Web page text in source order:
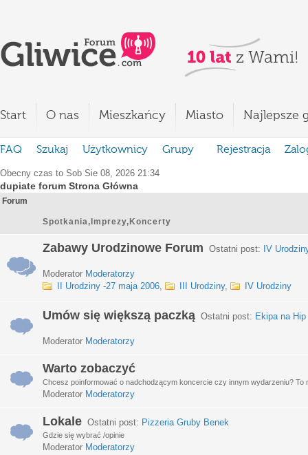
Start O nas Mieszkańcy Miasto Najlepsze
FAQ Szukaj Użytkownicy Grupy Rejestracja
Obecny czas to Sob Sie 08, 2026 21:34
dupiate forum Strona Główna
Forum
Spotkania,Imprezy,Koncerty
Zabawy Urodzinowe Forum Ostatni post: IV
Moderator Moderatorzy
II Urodziny -27 maja 2006, III Urodziny, IV Urodziny
Umów się większą paczką Ostatni post: Ekipa na
Moderator Moderatorzy
Warto zobaczyć
Chcesz poinformować o nadchodzącym koncercie czy innym wydarzeniu? To
Moderator Moderatorzy
Lokale Ostatni post: Pizzeria Gruby Benek
Gdzie się wybrać /opinie
Moderator Moderatorzy